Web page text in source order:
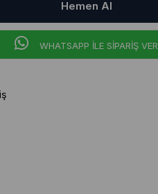
WHATSAPP İLE SİPARİŞ VER